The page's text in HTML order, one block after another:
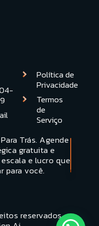
Política de
Privacidade
Termos
de
Serviço
Trás. Agende
gratuita e
e lucro que
para você.
Quero uma
Demonstracão
reservados